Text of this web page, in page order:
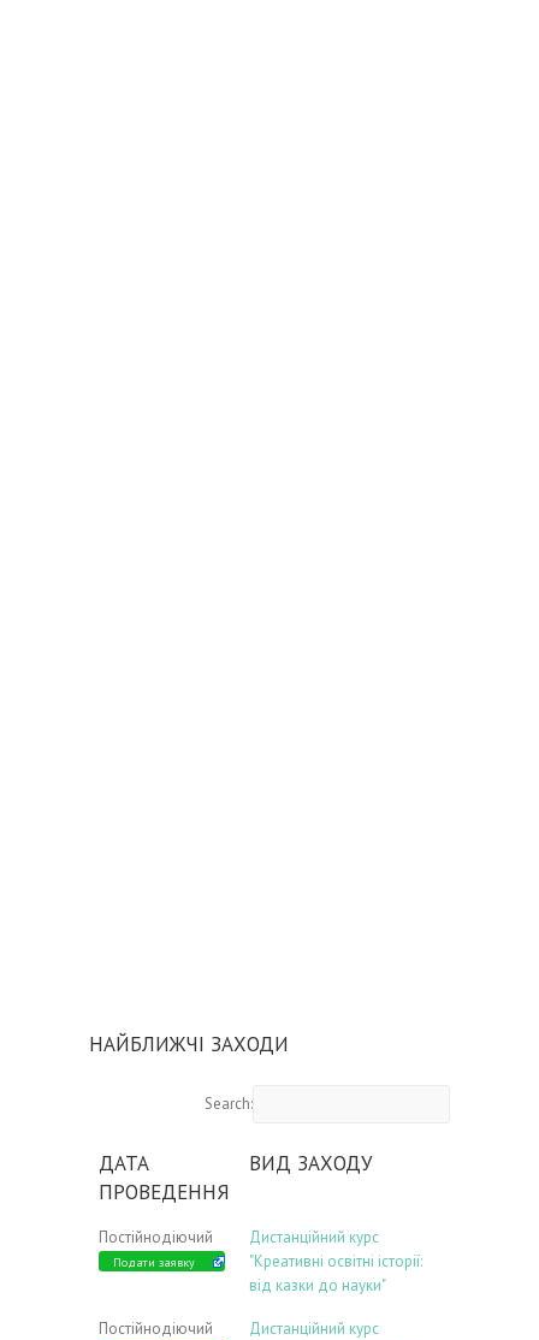
НАЙБЛИЖЧІ ЗАХОДИ
Search:
ДАТА
ПРОВЕДЕННЯ
ВИД ЗАХОДУ
Постійнодіючий
Подати заявку
Дистанційний курс
"Креативні освітні історії:
від казки до науки"
Постійнодіючий
Дистанційний курс